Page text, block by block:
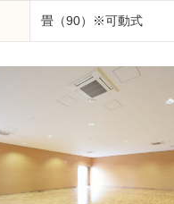
畳（90）※可動式